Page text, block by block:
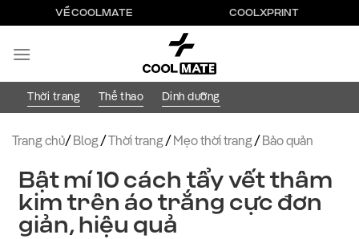
qua
nội
VỀ COOLMATE COOLXPRINT
Thời trang Thể thao Dinh dưỡng
Trang chủ/ Blog/ Thời trang/ Mẹo thời trang/ Bảo quản
Bật mí 10 cách tẩy vết thâm
kim trên áo trắng cực đơn
giản, hiệu quả